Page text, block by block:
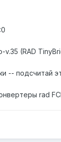
(RAD
-- подсчитай
rad